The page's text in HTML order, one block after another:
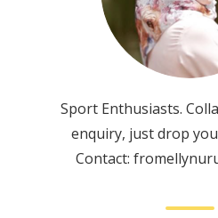
Sport Enthusiasts.
enquiry, just drop
Contact: